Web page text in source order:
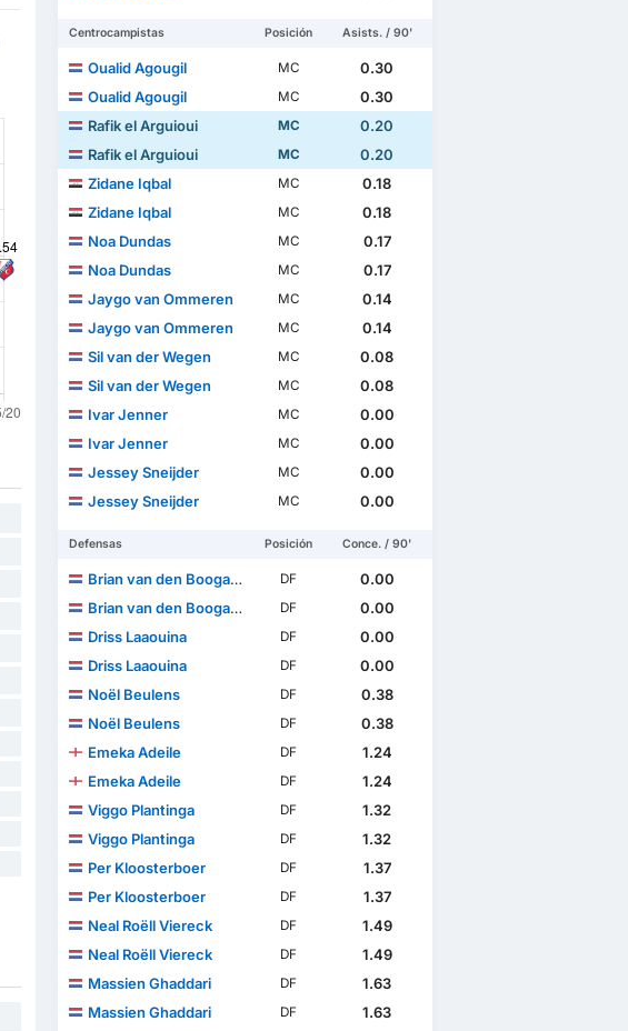
Centrocampistas Posición Asists. / 90'
Oualid Agougil MC
0.30
Oualid Agougil
MC
0.30
Rafik el Arguioui
MC
0.20
Rafik el Arguioui
MC
0.20
Zidane Iqbal
MC
0.18
Zidane Iqbal
MC
0.18
Noa Dundas
MC
0.17
Noa Dundas
MC
0.17
Jaygo van Ommeren
MC
0.14
Jaygo van Ommeren
MC
0.14
Sil van der Wegen
MC
0.08
Sil van der Wegen
MC
0.08
Ivar Jenner
MC
0.00
Ivar Jenner
MC
0.00
Jessey Sneijder
MC
0.00
Jessey Sneijder
MC 0.00
Defensas Posición Conce. / 90'
Brian van den Boogaard DF
0.00
Brian van den Boogaard
DF
0.00
Driss Laaouina
DF
0.00
Driss Laaouina
DF
0.00
Noël Beulens
DF
0.38
Noël Beulens
DF
0.38
Emeka Adeile
DF
1.24
Emeka Adeile
DF
1.24
Viggo Plantinga
DF
1.32
Viggo Plantinga
DF
1.32
Per Kloosterboer
DF
1.37
Per Kloosterboer
DF
1.37
Neal Roëll Viereck
DF
1.49
Neal Roëll Viereck
DF
1.49
Massien Ghaddari
DF
1.63
Massien Ghaddari
DF
1.63